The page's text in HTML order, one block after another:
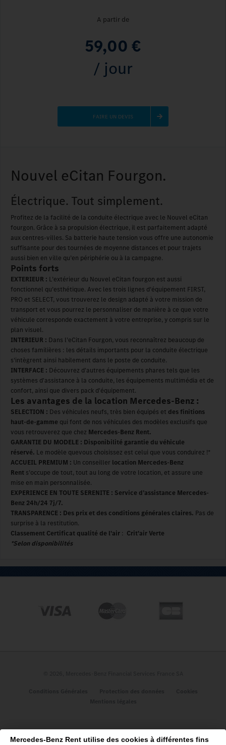
A partir de
59,00 €
/ jour
FAIRE UN DEVIS
Nouvel eCitan Fourgon.
Électrique. Tout simplement.
Profitez de la facilité de la conduite électrique avec le Nouvel eCitan
fourgon. Grâce à sa propulsion électrique, il est parfaitement adapté
aux centres-villes. Sa batterie haute tension vous offre une autonomie
suffisante pour des tournées de moyenne distances et pour trajets
aussi bien en ville qu’en périphérie ou à la campagne.
Points forts
EXTERIEUR : L’extérieur du Nouvel eCitan fourgon est aussi
fonctionnel qu’esthétique. Avec les trois lignes d’équipement FIRST,
PRO et SELECT, vous trouverez le design adapté à votre mission de
transport et vous pourrez le personnaliser de manière à ce que votre
véhicule corresponde exactement à votre entreprise, y compris sur le
plan visuel.
INTERIEUR : Dans l’eCitan Fourgon, vous reconnaîtrez beaucoup de
choses familières : les détails importants pour la conduite électrique
s’intègrent ainsi habilement dans le poste de conduite.
INTERFACE : Découvrez d'autres équipements phares tels que les
systèmes d'assistance à la conduite, les équipements multimédia et de
confort, ainsi que divers pack d'équipement.
Les avantages de la location Mercedes-Benz :
SELECTION : Des véhicules neufs, très bien équipés et des finitions
haut-de-gamme qui font de nos véhicules des modèles exclusifs que
vous retrouverez que chez Mercedes-Benz Rent.
GARANTIE DU MODELE : Disponibilité garantie du véhicule
réservé. Le modèle quevous choisissez est celui que vous conduirez !*
ACCUEIL PREMIUM : Un conseiller location Mercedes-Benz
Rent s’occupe de tout, tout au long de votre location, et assure une
mise en main personnalisée.
EXPERIENCE EN TOUTE SERENITE : Service d’assistance Mercedes-
Benz 24h/24 7j/7.
TRANSPARENCE : Des prix et des conditions générales claires. Pas de
surprise à la restitution.
Classement Certificat qualité de l'air : Crit'air Verte
*Selon disponibilités
Qui sommes-nous ?
GLC Coupé
GLA SUV
Mercedes-Benz Rent utilise des cookies à différentes fins